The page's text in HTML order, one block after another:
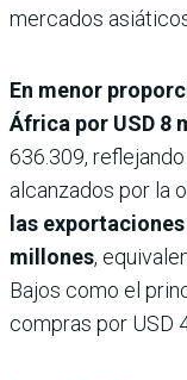
mercados
En menor
África por USD 8
636.309,
alcanzados por la
las
millones,
Bajos como el
compras por USD